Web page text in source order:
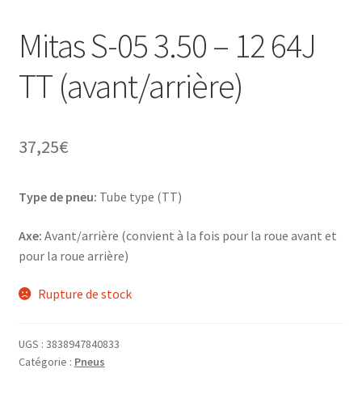
Mitas S-05 3.50 – 12 64J
TT (avant/arrière)
37,25€
Type de pneu: Tube type (TT)
Axe: Avant/arrière (convient à la fois pour la roue avant et
pour la roue arrière)
Rupture de stock
UGS : 3838947840833
Catégorie : Pneus